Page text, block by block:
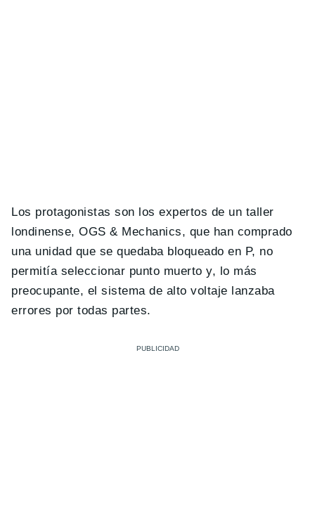
Los protagonistas son los expertos de un taller
londinense, OGS & Mechanics, que han comprado
una unidad que se quedaba bloqueado en P, no
permitía seleccionar punto muerto y, lo más
preocupante, el sistema de alto voltaje lanzaba
errores por todas partes.